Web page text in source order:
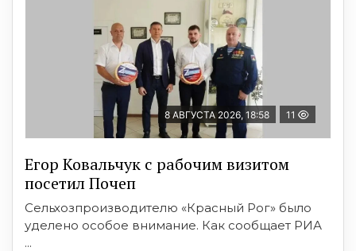
8 АВГУСТА 2026, 18:58 11
Егор Ковальчук с рабочим визитом
посетил Почеп
Сельхозпроизводителю «Красный Рог» было
уделено особое внимание. Как сообщает РИА
...